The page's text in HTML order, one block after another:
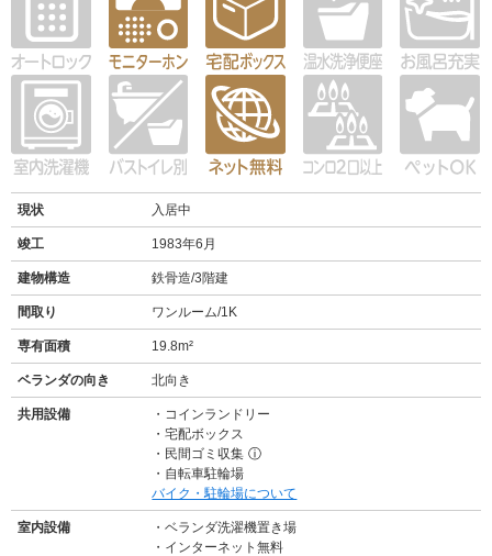
現状 入居中
竣工 1983年6月
建物構造 鉄骨造/3階建
間取り ワンルーム/1K
専有面積 19.8m²
ベランダの向き 北向き
共用設備
コインランドリー
宅配ボックス
民間ゴミ収集 ⓘ
自転車駐輪場
バイク・駐輪場について
室内設備
ベランダ洗濯機置き場
インターネット無料